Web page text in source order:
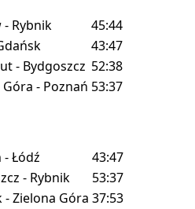
Rybnik
45:44
43:47
- Bydgoszcz 52:38
- Poznań 53:37
- Łódź
43:47
- Rybnik
53:37
- Zielona Góra 37:53